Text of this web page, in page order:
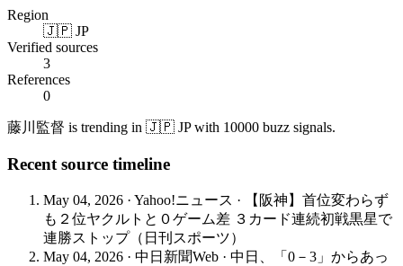
Region
🇯🇵 JP
Verified sources
3
References
0
藤川監督 is trending in 🇯🇵 JP with 10000 buzz signals.
Recent source timeline
May 04, 2026 · Yahoo!ニュース ·
【阪神】首位変わらず
も２位ヤクルトと０ゲーム差 ３カード連続初戦黒星で
連勝ストップ（日刊スポーツ）
May 04, 2026 · 中日新聞Web · 中日、「0－3」からあっ